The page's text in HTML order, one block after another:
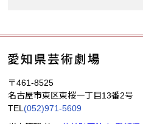
〒461-8525
名古屋市東区東桜一丁目13番2号
TEL (052)971-5609